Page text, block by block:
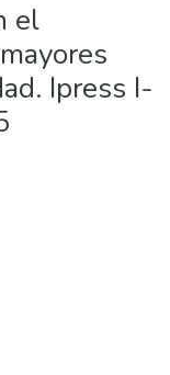
el
Ipress I-